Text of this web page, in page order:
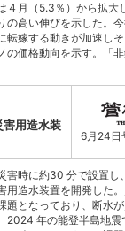
４月（5.3％）から拡大
の高い伸びを示した。
転嫁する動きが加速し
の価格動向を示す。「
用造水装
6月24日
害時に約30 分で設置し
用造水装置を開発した
題となっており、断水
2024 年の能登半島地